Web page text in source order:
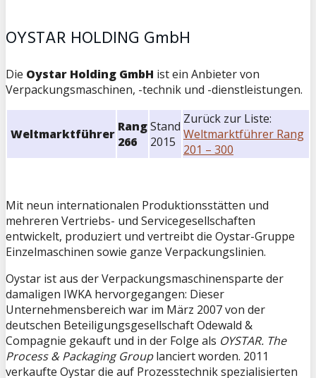
OYSTAR HOLDING GmbH
Die Oystar Holding GmbH ist ein Anbieter von
Verpackungsmaschinen, -technik und -dienstleistungen.
Weltmarktführer Rang
266
Stand
2015
Zurück zur Liste:
Weltmarktführer Rang
201 – 300
Mit neun internationalen Produktionsstätten und
mehreren Vertriebs- und Servicegesellschaften
entwickelt, produziert und vertreibt die Oystar-Gruppe
Einzelmaschinen sowie ganze Verpackungslinien.
Oystar ist aus der Verpackungsmaschinensparte der
damaligen IWKA hervorgegangen: Dieser
Unternehmensbereich war im März 2007 von der
deutschen Beteiligungsgesellschaft Odewald &
Compagnie gekauft und in der Folge als OYSTAR. The
Process & Packaging Grouplanciert worden. 2011
verkaufte Oystar die auf Prozesstechnik spezialisierten